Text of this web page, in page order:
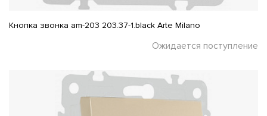
Кнопка звонка am-203 203.37-1.black Arte Milano
Ожидается поступление